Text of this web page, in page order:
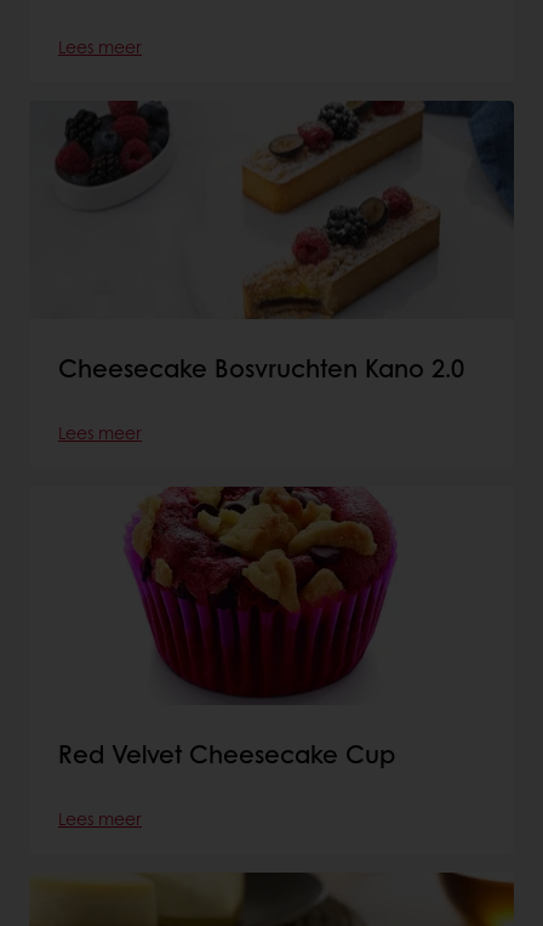
Lees meer
Cheesecake Bosvruchten Kano 2.0
Lees meer
Red Velvet Cheesecake Cup
Lees meer